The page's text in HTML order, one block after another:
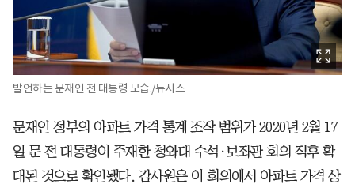
발언하는 문재인 전 대통령 모습./뉴시스
문재인 정부의 아파트 가격 통계 조작 범위가 2020년 2월 17
일 문 전 대통령이 주재한 청와대 수석·보좌관 회의 직후 확
대된 것으로 확인됐다. 감사원은 이 회의에서 아파트 가격 상